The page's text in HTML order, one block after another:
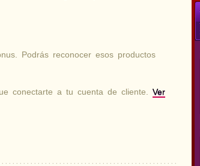
Podrás reconocer esos productos
conectarte a tu cuenta de cliente. Ver